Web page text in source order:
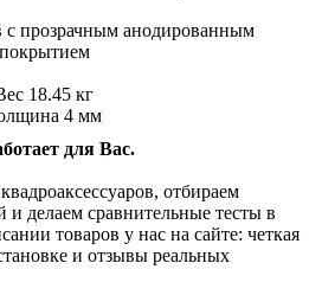
прозрачным анодированным
покрытием
18.45 кг
4 мм
для Вас.
отбираем
делаем сравнительные тесты в
товаров у нас на сайте: четкая
и отзывы реальных